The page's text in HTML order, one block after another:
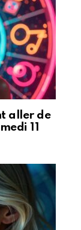
aller de
11